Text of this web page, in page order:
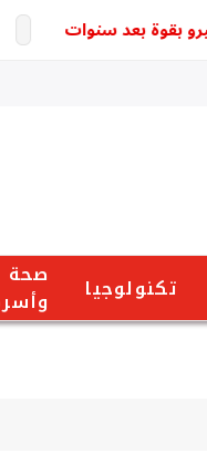
بعد سنوات
تكنولوجيا
صحة